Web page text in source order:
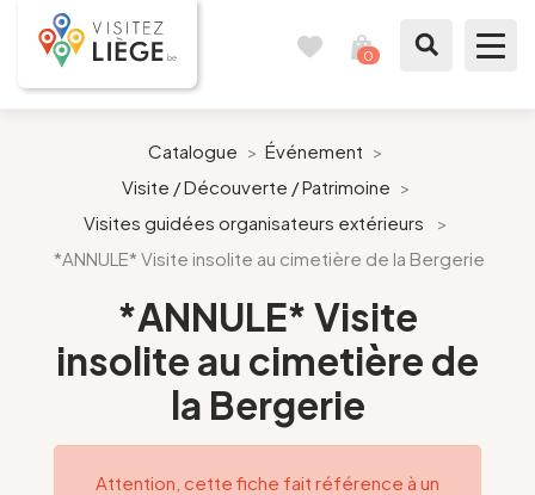
0
Comme un Liégeois
Préparer mon séjour
Nos suggestions
Agenda
Catalogue > Événement >
Visite / Découverte / Patrimoine >
Visites guidées organisateurs extérieurs
>
*ANNULE* Visite insolite au cimetière de la Bergerie
*ANNULE* Visite
insolite au cimetière de
la Bergerie
Attention, cette fiche fait référence à un